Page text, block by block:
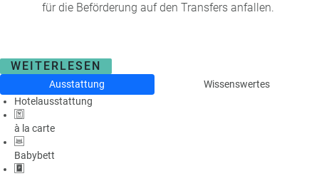
für die Beförderung auf den Transfers anfallen.
WEITERLESEN
Ausstattung
Wissenswertes
Hotelausstattung
à la carte
Babybett